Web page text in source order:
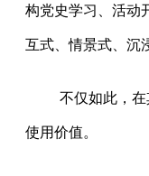
构党史学习、活动
互式、情景式、沉
不仅如此，
使用价值。